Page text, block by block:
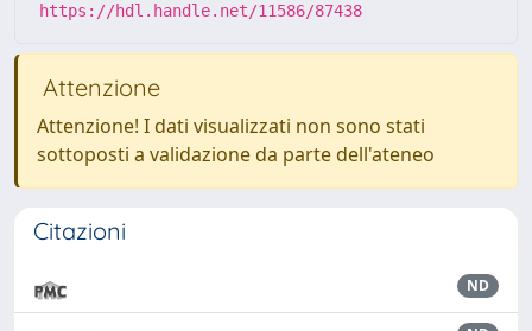
https://hdl.handle.net/11586/87438
Attenzione
Attenzione! I dati visualizzati non sono stati
sottoposti a validazione da parte dell'ateneo
Citazioni
ND